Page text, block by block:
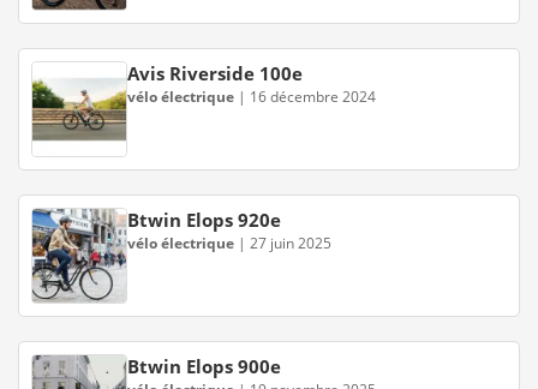
Avis Riverside 100e
vélo électrique | 16 décembre 2024
Btwin Elops 920e
vélo électrique | 27 juin 2025
Btwin Elops 900e